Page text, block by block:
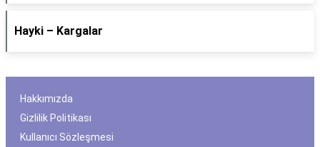
Hayki – Kargalar
Hakkımızda
Gizlilik Politikası
Kullanıcı Sözleşmesi